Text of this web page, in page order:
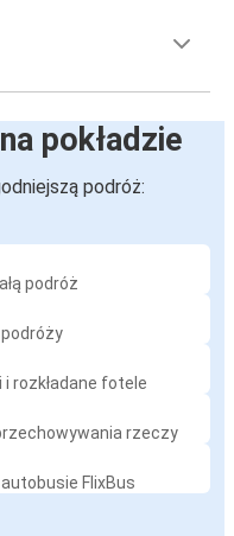
pokładzie
podróż:
podróż
rozkładane fotele
rzeczy
FlixBus